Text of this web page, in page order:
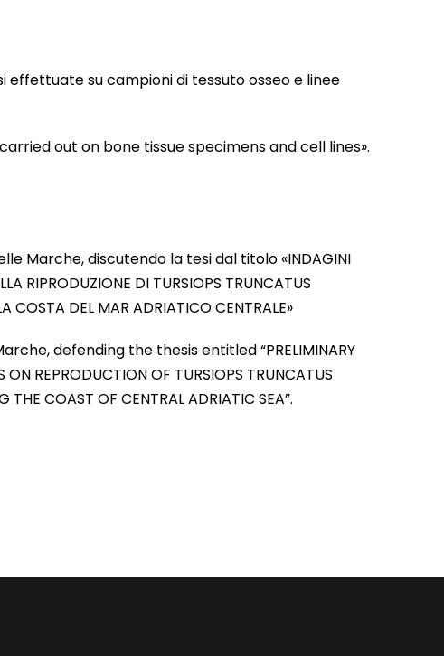
effettuate su campioni di tessuto osseo e linee
out on bone tissue specimens and cell lines».
Marche, discutendo la tesi dal titolo «INDAGINI
RIPRODUZIONE DI TURSIOPS TRUNCATUS
COSTA DEL MAR ADRIATICO CENTRALE»
defending the thesis entitled “PRELIMINARY
ON REPRODUCTION OF TURSIOPS TRUNCATUS
THE COAST OF CENTRAL ADRIATIC SEA”.